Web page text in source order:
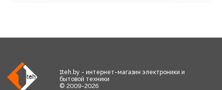
1teh.by - интернет-магазин электроники и
бытовой техники
© 2009-2026